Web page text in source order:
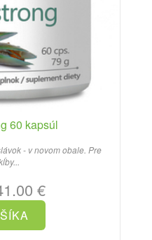
60 kapsúl
- v novom obale. Pre
€